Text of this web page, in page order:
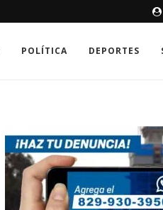
POLÍTICA DEPORTES